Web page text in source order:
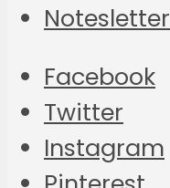
Notesletter
Facebook
Twitter
Instagram